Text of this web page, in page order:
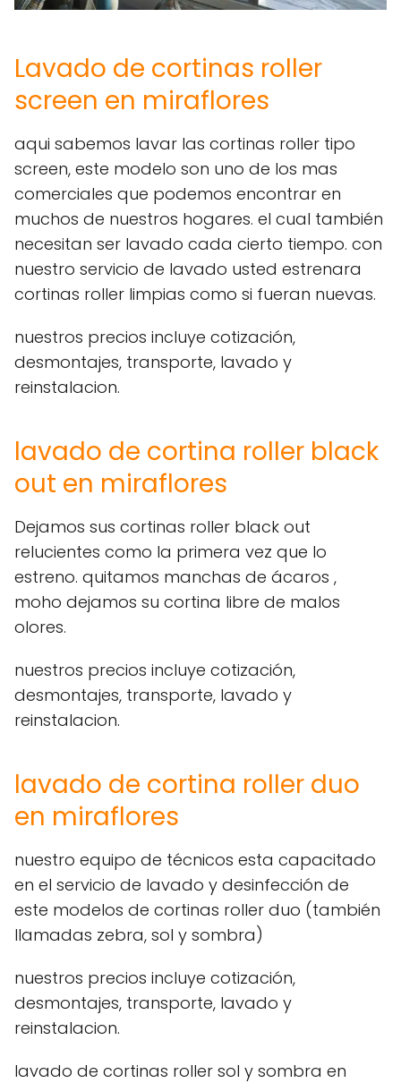
Lavado de cortinas roller
screen en miraflores
aqui sabemos lavar las cortinas roller tipo
screen, este modelo son uno de los mas
comerciales que podemos encontrar en
muchos de nuestros hogares. el cual también
necesitan ser lavado cada cierto tiempo. con
nuestro servicio de lavado usted estrenara
cortinas roller limpias como si fueran nuevas.
nuestros precios incluye cotización,
desmontajes, transporte, lavado y
reinstalacion.
lavado de cortina roller black
out en miraflores
Dejamos sus cortinas roller black out
relucientes como la primera vez que lo
estreno. quitamos manchas de ácaros ,
moho dejamos su cortina libre de malos
olores.
nuestros precios incluye cotización,
desmontajes, transporte, lavado y
reinstalacion.
lavado de cortina roller duo
en miraflores
nuestro equipo de técnicos esta capacitado
en el servicio de lavado y desinfección de
este modelos de cortinas roller duo (también
llamadas zebra, sol y sombra)
nuestros precios incluye cotización,
desmontajes, transporte, lavado y
reinstalacion.
lavado de cortinas roller sol y sombra en